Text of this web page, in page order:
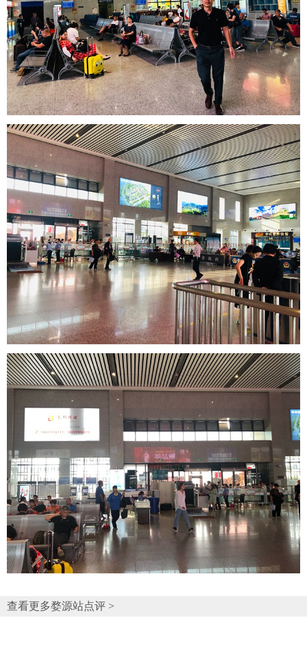
查看更多婺源站点评 >